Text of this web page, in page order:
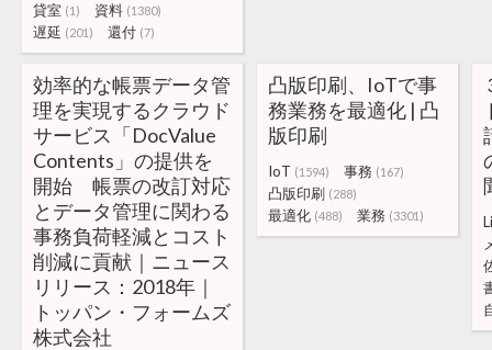
貸室 (1) 資料 (1380)
遅延 (201) 還付 (7)
効率的な帳票データ管
理を実現するクラウド
サービス「DocValue
Contents」の提供を
開始 帳票の改訂対応
とデータ管理に関わる
事務負荷軽減とコスト
削減に貢献｜ニュース
リリース：2018年｜
トッパン・フォームズ
株式会社
凸版印刷、IoTで事
務業務を最適化 | 凸
版印刷
IoT (1594) 事務 (167)
凸版印刷 (288)
最適化 (488) 業務 (3301)